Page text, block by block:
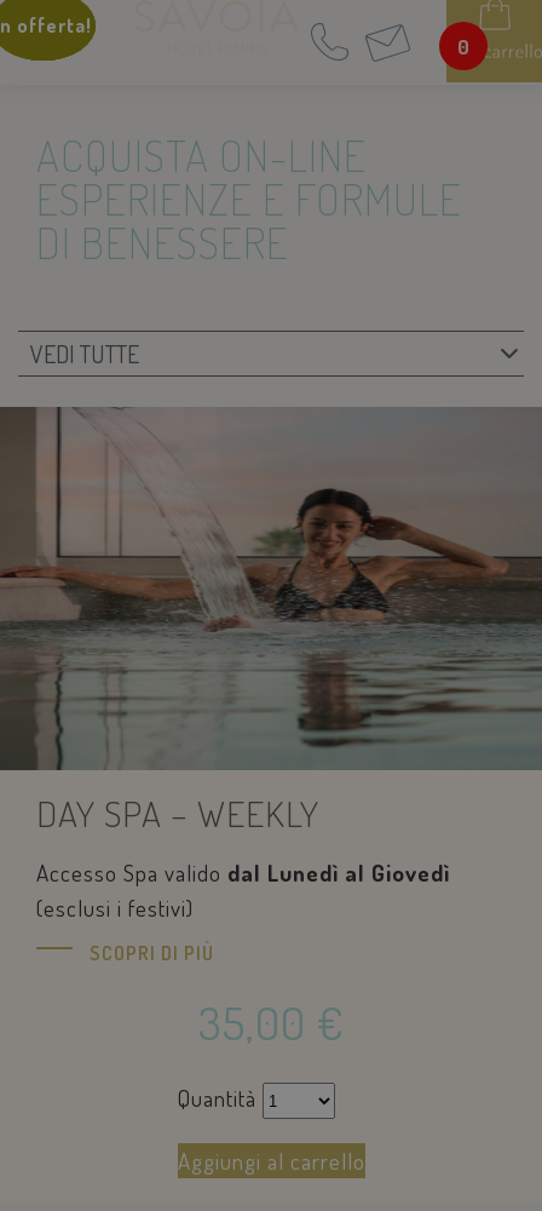
0
ACQUISTA ON-LINE
ESPERIENZE E FORMULE
DI BENESSERE
DAY SPA – WEEKLY
Accesso Spa valido dal Lunedì al Giovedì
(esclusi i festivi)
SCOPRI DI PIÙ
35,00 €
Quantità
Aggiungi al carrello
offerta!
offerta!
offerta!
offerta!